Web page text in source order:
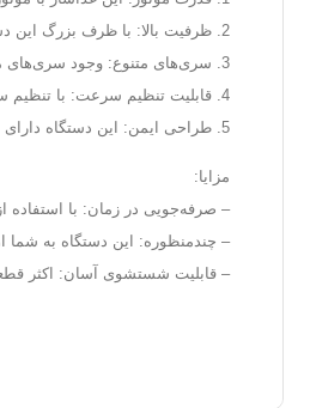
2. ظرفیت بالا: با ظرف بزرگ این دستگاه، می‌توانید مقدار زیادی مواد غذایی را در یک بار پردازش کنید.
3. سری‌های متنوع: وجود سری‌های مختلف شامل تیغه‌های خردکن، رنده و همزن، امکان تهیه انواع غذاها را به شما می‌دهد.
4. قابلیت تنظیم سرعت: با تنظیم سرعت متناسب با نوع مواد غذایی، می‌توانید بهترین نتیجه را به دست آورید.
5. طراحی ایمن: این دستگاه دارای سیستم‌های ایمنی است که از بروز حوادث جلوگیری می‌کند.
مزایا:
– صرفه‌جویی در زمان: با استفاده
– چندمنظوره: این دستگاه به شما
– قابلیت شستشوی آسان: اکثر